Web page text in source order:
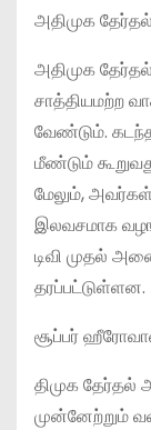
அதிமுக
அதிமுக
சாத்தியமற்ற
வேண்டும்.
மீண்டும்
மேலும்,
இலவசமாக
டிவி முதல்
தரப்பட்டுள்ளன.
சூப்பர்
திமுக
முன்னேற்றும்